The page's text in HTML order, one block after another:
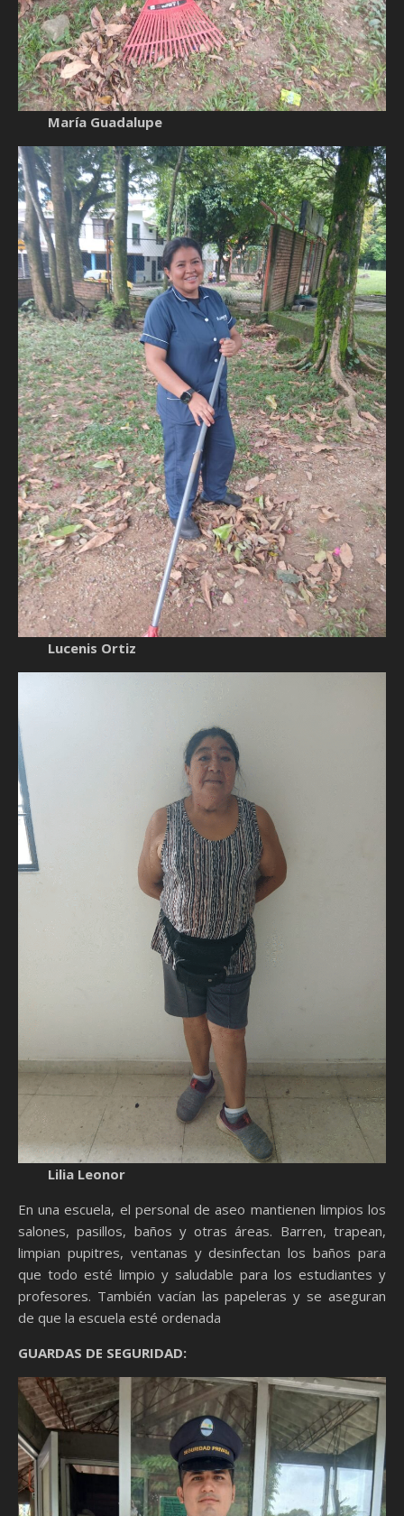
María Guadalupe
Lucenis Ortiz
Lilia Leonor
En una escuela, el personal de aseo mantienen limpios los
salones, pasillos, baños y otras áreas. Barren, trapean,
limpian pupitres, ventanas y desinfectan los baños para
que todo esté limpio y saludable para los estudiantes y
profesores. También vacían las papeleras y se aseguran
de que la escuela esté ordenada
GUARDAS DE SEGURIDAD: